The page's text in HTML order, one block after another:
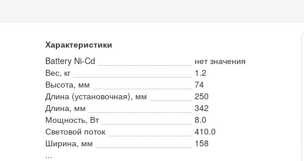
Характеристики
Battery Ni-Cd
нет значения
Вес, кг
1.2
Высота, мм
74
Длина (установочная), мм
250
Длина, мм
342
Мощность, Вт
8.0
Световой поток
410.0
Ширина, мм
158
...